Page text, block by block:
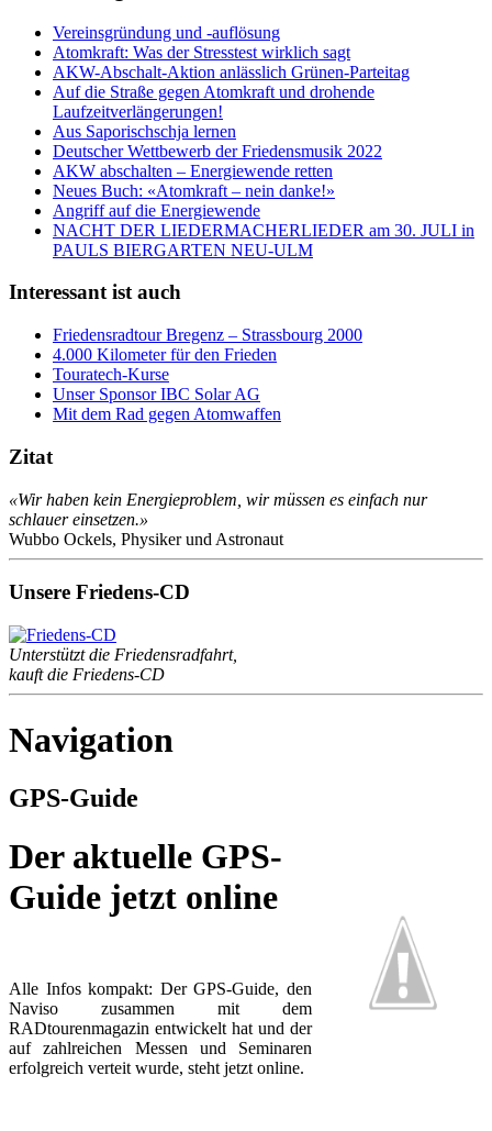
Vereinsgründung und -auflösung
Atomkraft: Was der Stresstest wirklich sagt
AKW-Abschalt-Aktion anlässlich Grünen-Parteitag
Auf die Straße gegen Atomkraft und drohende
Laufzeitverlängerungen!
Aus Saporischschja lernen
Deutscher Wettbewerb der Friedensmusik 2022
AKW abschalten – Energiewende retten
Neues Buch: «Atomkraft – nein danke!»
Angriff auf die Energiewende
NACHT DER LIEDERMACHERLIEDER am 30. JULI in
PAULS BIERGARTEN NEU-ULM
Interessant ist auch
Friedensradtour Bregenz – Strassbourg 2000
4.000 Kilometer für den Frieden
Touratech-Kurse
Unser Sponsor IBC Solar AG
Mit dem Rad gegen Atomwaffen
Zitat
«Wir haben kein Energieproblem, wir müssen es einfach nur
schlauer einsetzen.»
Wubbo Ockels, Physiker und Astronaut
Unsere Friedens-CD
Unterstützt die Friedensradfahrt,
kauft die Friedens-CD
Navigation
GPS-Guide
Der aktuelle GPS-
Guide jetzt online
Alle Infos kompakt: Der GPS-Guide, den
Naviso zusammen mit dem
RADtourenmagazin entwickelt hat und der
auf zahlreichen Messen und Seminaren
erfolgreich verteit wurde, steht jetzt online.